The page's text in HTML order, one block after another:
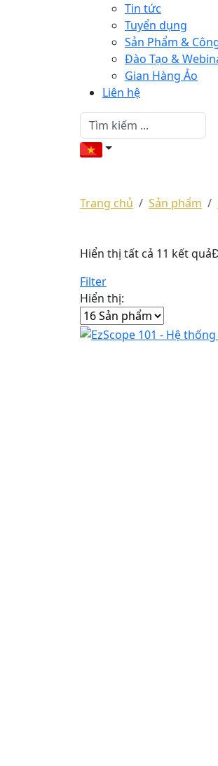
Tin tức
Tuyển dụng
Sản Phẩm &
Đào Tạo &
Gian Hàng Ảo
Liên hệ
Trang chủ Sản phẩm
Hiển thị tất cả 11 kết quả
Filter
Hiển thị: